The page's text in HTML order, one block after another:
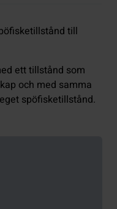
till
ett tillstånd som
och med samma
spöfisketillstånd.